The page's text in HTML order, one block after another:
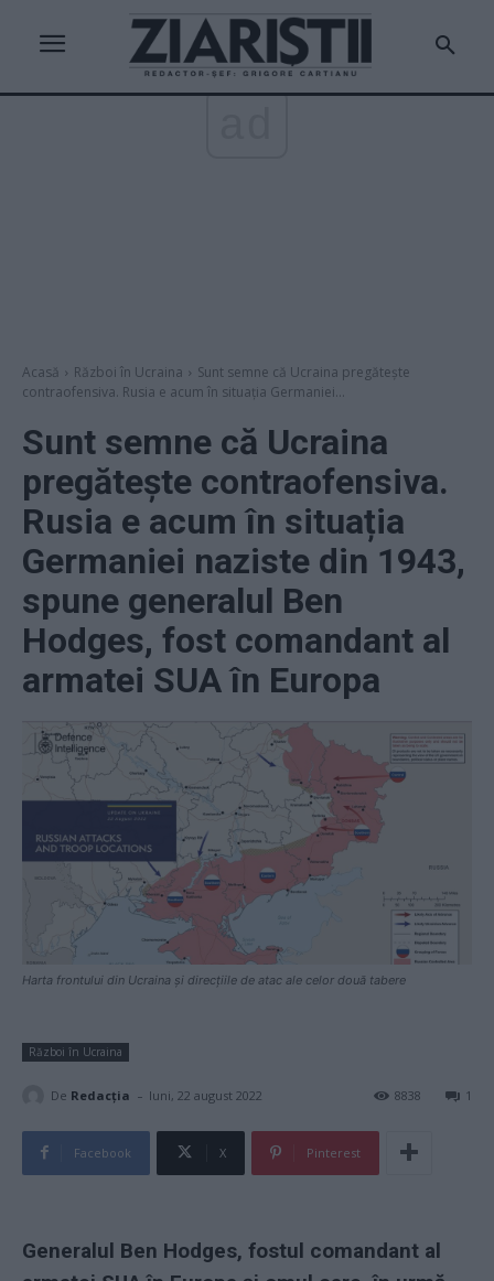
Acasă Război în Ucraina
Sunt semne că Ucraina pregătește
contraofensiva. Rusia e acum în situația Germaniei...
Sunt semne că Ucraina
pregătește contraofensiva.
Rusia e acum în situația
Germaniei naziste din 1943,
spune generalul Ben
Hodges, fost comandant al
armatei SUA în Europa
Harta frontului din Ucraina și direcțiile de atac ale celor două tabere
Război în Ucraina
De Redacţia - luni, 22 august 2022 1
8838
Facebook X Pinterest
Generalul Ben Hodges, fostul comandant al